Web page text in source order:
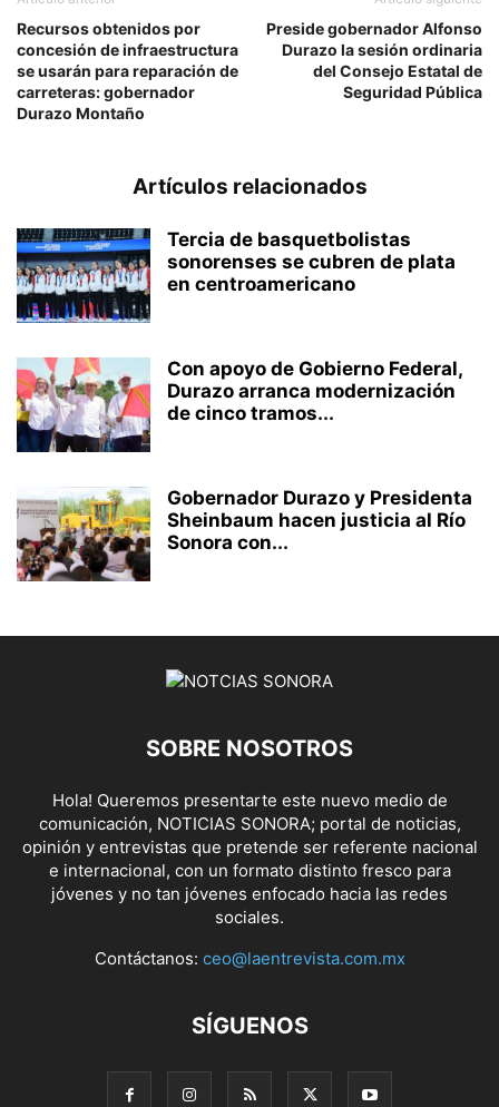
Recursos obtenidos por
concesión de infraestructura
se usarán para reparación de
carreteras: gobernador
Durazo Montaño
Preside gobernador Alfonso
Durazo la sesión ordinaria
del Consejo Estatal de
Seguridad Pública
Artículos relacionados
Tercia de basquetbolistas
sonorenses se cubren de plata
en centroamericano
Con apoyo de Gobierno Federal,
Durazo arranca modernización
de cinco tramos...
Gobernador Durazo y Presidenta
Sheinbaum hacen justicia al Río
Sonora con...
SOBRE NOSOTROS
Hola! Queremos presentarte este nuevo medio de
comunicación, NOTICIAS SONORA; portal de noticias,
opinión y entrevistas que pretende ser referente nacional
e internacional, con un formato distinto fresco para
jóvenes y no tan jóvenes enfocado hacia las redes
sociales.
Contáctanos: ceo@laentrevista.com.mx
SÍGUENOS